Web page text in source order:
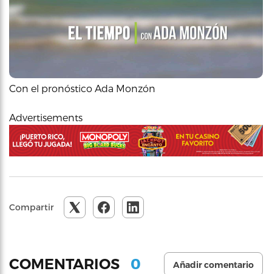
Con el pronóstico Ada Monzón
Advertisements
Compartir
COMENTARIOS 0 Añadir comentario